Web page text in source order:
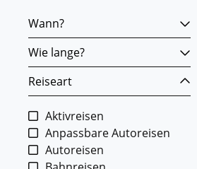
Wann?
Wie lange?
Reiseart
Aktivreisen
Anpassbare Autoreisen
Autoreisen